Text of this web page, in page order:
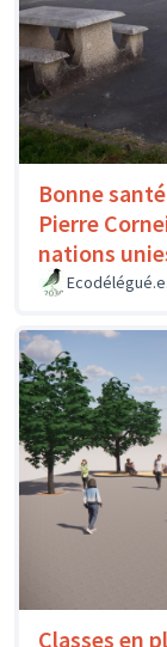
Bonne
Pierre
nations
Classes en